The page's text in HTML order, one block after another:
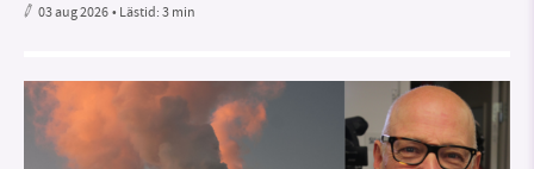
03 aug 2026• Lästid:3 min